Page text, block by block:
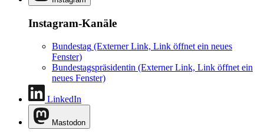
Instagram-Kanäle
Bundestag (Externer Link, Link öffnet ein neues
Fenster)
Bundestagspräsidentin (Externer Link, Link öffnet ein
neues Fenster)
LinkedIn
Mastodon